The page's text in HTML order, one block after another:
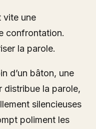
vite une
confrontation.
la parole.
d’un bâton, une
distribue la parole,
silencieuses
poliment les